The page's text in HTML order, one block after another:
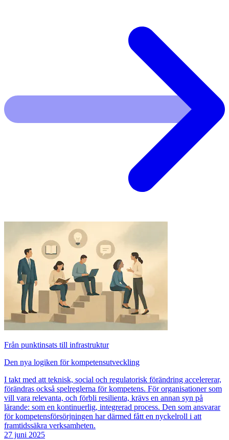
Från punktinsats till infrastruktur
Den nya logiken för kompetensutveckling
I takt med att teknisk, social och regulatorisk förändring accelererar,
förändras också spelreglerna för kompetens. För organisationer som
vill vara relevanta, och förbli resilienta, krävs en annan syn på
lärande: som en kontinuerlig, integrerad process. Den som ansvarar
för kompetensförsörjningen har därmed fått en nyckelroll i att
framtidssäkra verksamheten.
27 juni 2025